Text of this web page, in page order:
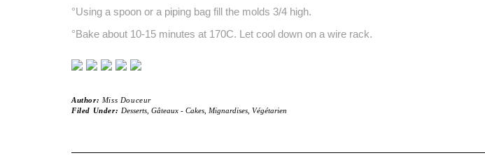
°Using a spoon or a piping bag fill the molds 3/4 high.
°Bake about 10-15 minutes at 170C. Let cool down on a wire rack.
Author: Miss Douceur
Filed Under: Desserts, Gâteaux - Cakes, Mignardises, Végétarien